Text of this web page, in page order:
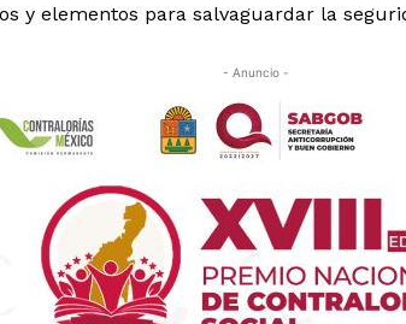
y elementos para salvaguardar la
- Anuncio -